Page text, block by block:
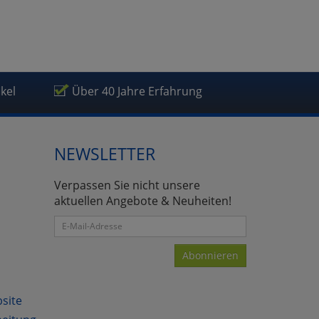
Über 40 Jahre Erfahrung
NEWSLETTER
Verpassen Sie nicht unsere
aktuellen Angebote & Neuheiten!
Abonnieren